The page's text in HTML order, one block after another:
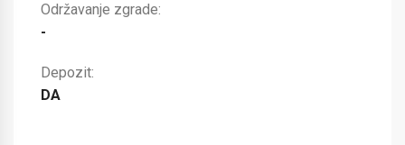
Održavanje zgrade:
-
Depozit:
DA